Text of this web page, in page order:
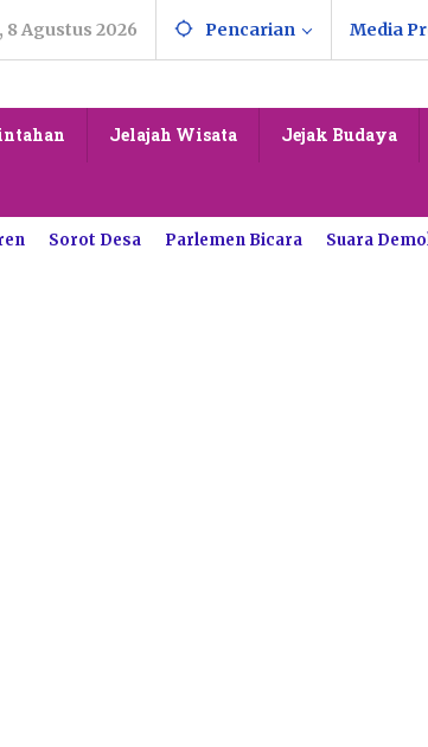
8 Agustus 2026 Pencarian Media
Jelajah Wisata Jejak Budaya
Sorot Desa Parlemen Bicara Suara